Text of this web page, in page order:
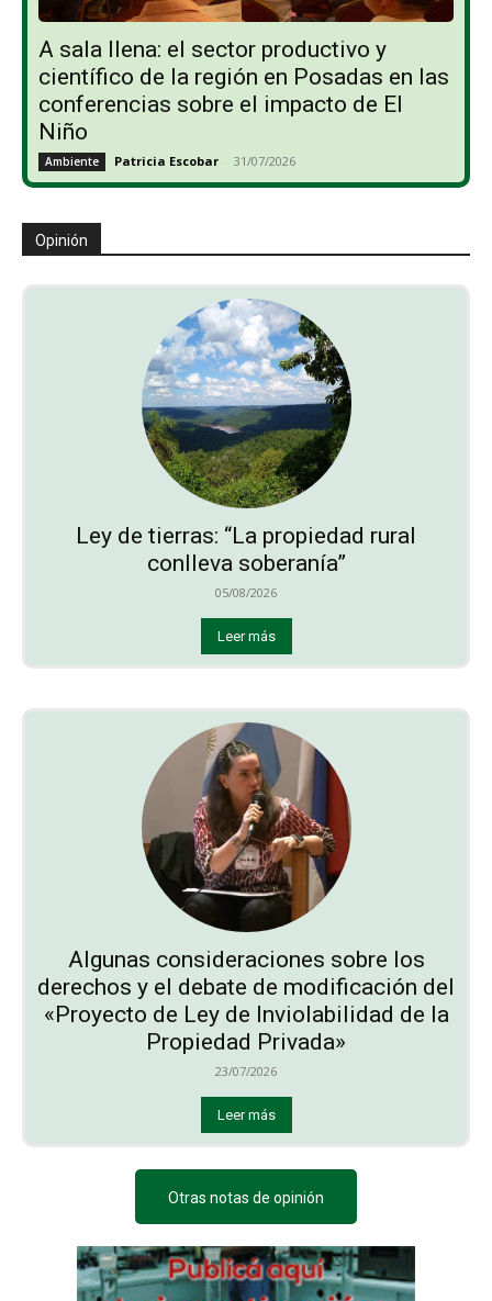
A sala llena: el sector productivo y
científico de la región en Posadas en las
conferencias sobre el impacto de El
Niño
Ambiente Patricia Escobar - 31/07/2026
Opinión
Ley de tierras: “La propiedad rural
conlleva soberanía”
05/08/2026
Leer más
Algunas consideraciones sobre los
derechos y el debate de modificación del
«Proyecto de Ley de Inviolabilidad de la
Propiedad Privada»
23/07/2026
Leer más
Otras notas de opinión